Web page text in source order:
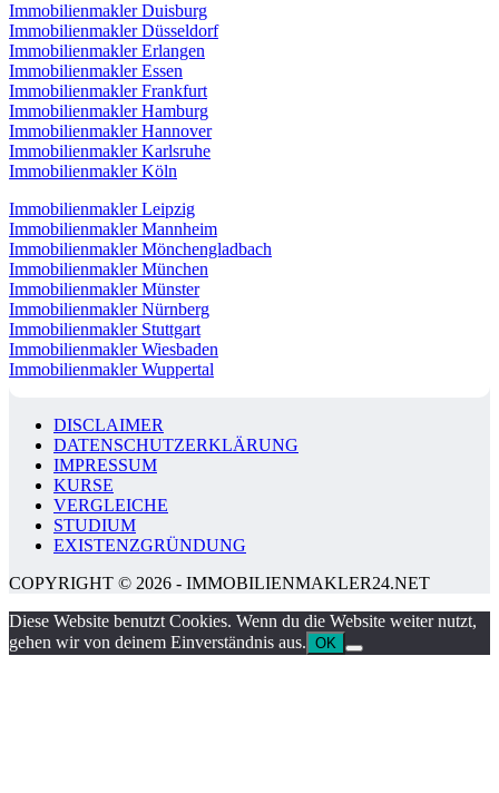
Immobilienmakler Duisburg
Immobilienmakler Düsseldorf
Immobilienmakler Erlangen
Immobilienmakler Essen
Immobilienmakler Frankfurt
Immobilienmakler Hamburg
Immobilienmakler Hannover
Immobilienmakler Karlsruhe
Immobilienmakler Köln
Immobilienmakler Leipzig
Immobilienmakler Mannheim
Immobilienmakler Mönchengladbach
Immobilienmakler München
Immobilienmakler Münster
Immobilienmakler Nürnberg
Immobilienmakler Stuttgart
Immobilienmakler Wiesbaden
Immobilienmakler Wuppertal
DISCLAIMER
DATENSCHUTZERKLÄRUNG
IMPRESSUM
KURSE
VERGLEICHE
STUDIUM
EXISTENZGRÜNDUNG
COPYRIGHT © 2026 - IMMOBILIENMAKLER24.NET
Diese Website benutzt Cookies. Wenn du die Website weiter nutzt,
gehen wir von deinem Einverständnis aus. OK